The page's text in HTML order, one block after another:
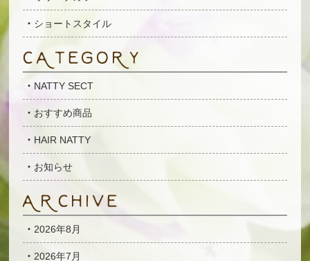
ショートスタイル
NATTY SECT
おすすめ商品
HAIR NATTY
お知らせ
2026年8月
2026年7月